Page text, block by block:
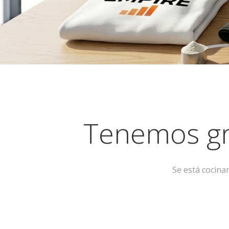
Tenemos
Se está